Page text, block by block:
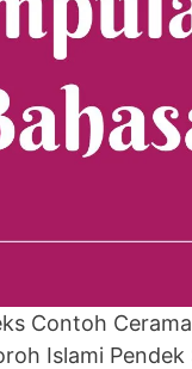
Contoh
Islami